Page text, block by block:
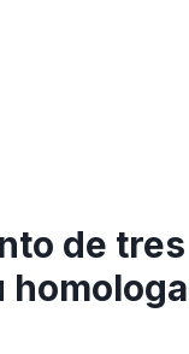
de